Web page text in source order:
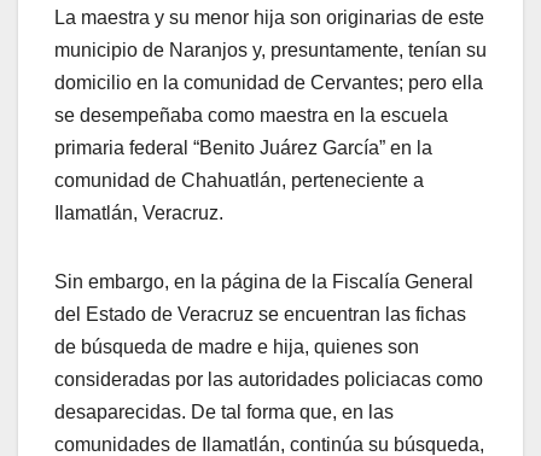
La maestra y su menor hija son originarias de este
municipio de Naranjos y, presuntamente, tenían su
domicilio en la comunidad de Cervantes; pero ella
se desempeñaba como maestra en la escuela
primaria federal “Benito Juárez García” en la
comunidad de Chahuatlán, perteneciente a
Ilamatlán, Veracruz.
Sin embargo, en la página de la Fiscalía General
del Estado de Veracruz se encuentran las fichas
de búsqueda de madre e hija, quienes son
consideradas por las autoridades policiacas como
desaparecidas. De tal forma que, en las
comunidades de Ilamatlán, continúa su búsqueda,